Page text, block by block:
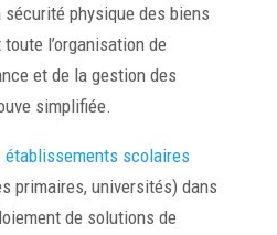
sécurité physique des biens
l’organisation de
et de la gestion des
simplifiée.
établissements scolaires
primaires, universités) dans
de solutions de